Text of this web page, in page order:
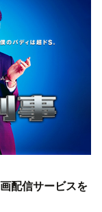
配信サービスを